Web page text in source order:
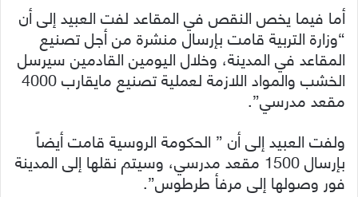
أما فيما يخص النقص في المقاعد لفت العبيد إلى أن
“وزارة التربية قامت بإرسال منشرة من أجل تصنيع
المقاعد في المدينة، وخلال اليومين القادمين سيرسل
الخشب والمواد اللازمة لعملية تصنيع مايقارب 4000
مقعد مدرسي”.
ولفت العبيد إلى أن ” الحكومة الروسية قامت أيضاً
بإرسال 1500 مقعد مدرسي، وسيتم نقلها إلى المدينة
فور وصولها إلى مرفأ طرطوس”.